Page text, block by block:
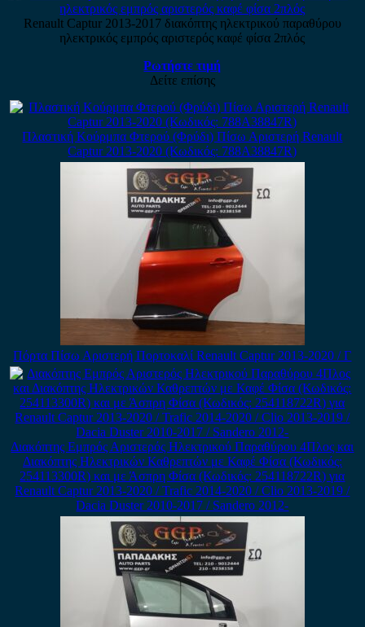
Renault Captur 2013-2017 διακόπτης ηλεκτρικού παραθύρου
ηλεκτρικός εμπρός αριστερός καφέ φίσα 2πλός
Ρωτήστε τιμή
Δείτε επίσης
Πλαστική Κούρμπα Φτερού (Φρύδι) Πίσω Αριστερή Renault
Captur 2013-2020 (Κωδικός: 788A38847R)
Πόρτα Πίσω Αριστερή Πορτοκαλί Renault Captur 2013-2020 / Γ
Διακόπτης Εμπρός Αριστερός Ηλεκτρικού Παραθύρου 4Πλος και
Διακόπτης Ηλεκτρικών Καθρεπτών με Καφέ Φίσα (Κωδικός:
254113300R) και με Άσπρη Φίσα (Κωδικός: 254118722R) για
Renault Captur 2013-2020 / Trafic 2014-2020 / Clio 2013-2019 /
Dacia Duster 2010-2017 / Sandero 2012-